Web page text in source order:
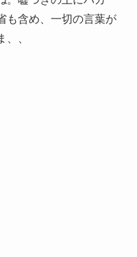
も含め、一切の言葉が
、